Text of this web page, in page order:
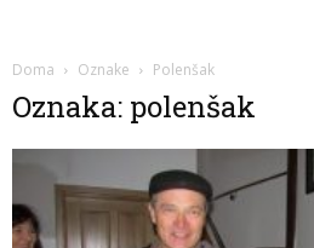
Doma Oznake Polenšak
Oznaka: polenšak